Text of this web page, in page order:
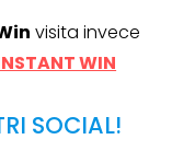
visita invece
WIN
SOCIAL!